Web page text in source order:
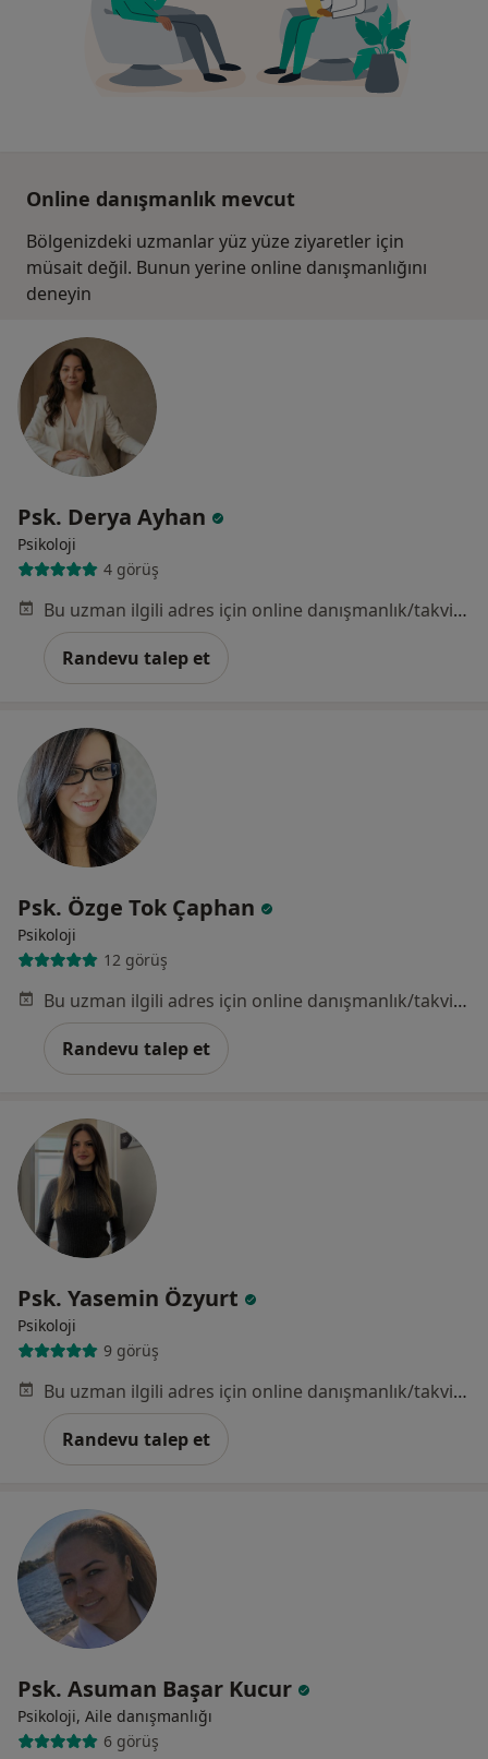
Online danışmanlık mevcut
Bölgenizdeki uzmanlar yüz yüze ziyaretler için
müsait değil. Bunun yerine online danışmanlığını
deneyin
Psk. Derya Ayhan
Psikoloji
4 görüş
Bu uzman ilgili adres için online danışmanlık/takvim sunmuyor.
Randevu talep et
Psk. Özge Tok Çaphan
Psikoloji
12 görüş
Bu uzman ilgili adres için online danışmanlık/takvim sunmuyor.
Randevu talep et
Psk. Yasemin Özyurt
Psikoloji
9 görüş
Bu uzman ilgili adres için online danışmanlık/takvim sunmuyor.
Randevu talep et
Psk. Asuman Başar Kucur
Psikoloji, Aile danışmanlığı
6 görüş